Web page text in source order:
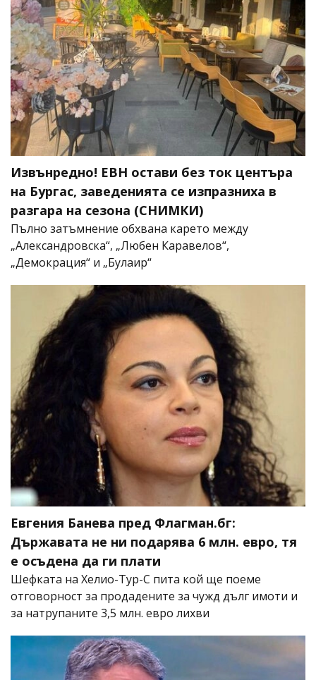
Извънредно! ЕВН остави без ток центъра
на Бургас, заведенията се изпразниха в
разгара на сезона (СНИМКИ)
Пълно затъмнение обхвана карето между
„Александровска“, „Любен Каравелов“,
„Демокрация“ и „Булаир“
Евгения Банева пред Флагман.бг:
Държавата не ни подарява 6 млн. евро, тя
е осъдена да ги плати
Шефката на Хелио-Тур-С пита кой ще поеме
отговорност за продадените за чужд дълг имоти и
за натрупаните 3,5 млн. евро лихви